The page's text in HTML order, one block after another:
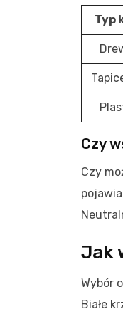
Typ
Czy
Czy
Jak
Wybór
Białe